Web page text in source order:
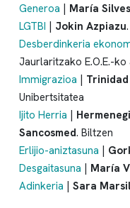
Generoa | María
LGTBI | Jokin Azpiazu
Desberdinkeria
Jaurlaritzako E.O.E.-
Immigrazioa |
Unibertsitatea
Ijito Herria |
Sancosmed. Biltzen
Erlijio-aniztasuna |
Desgaitasuna | María
Adinkeria | Sara